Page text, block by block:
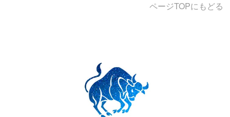
ページTOPにもどる